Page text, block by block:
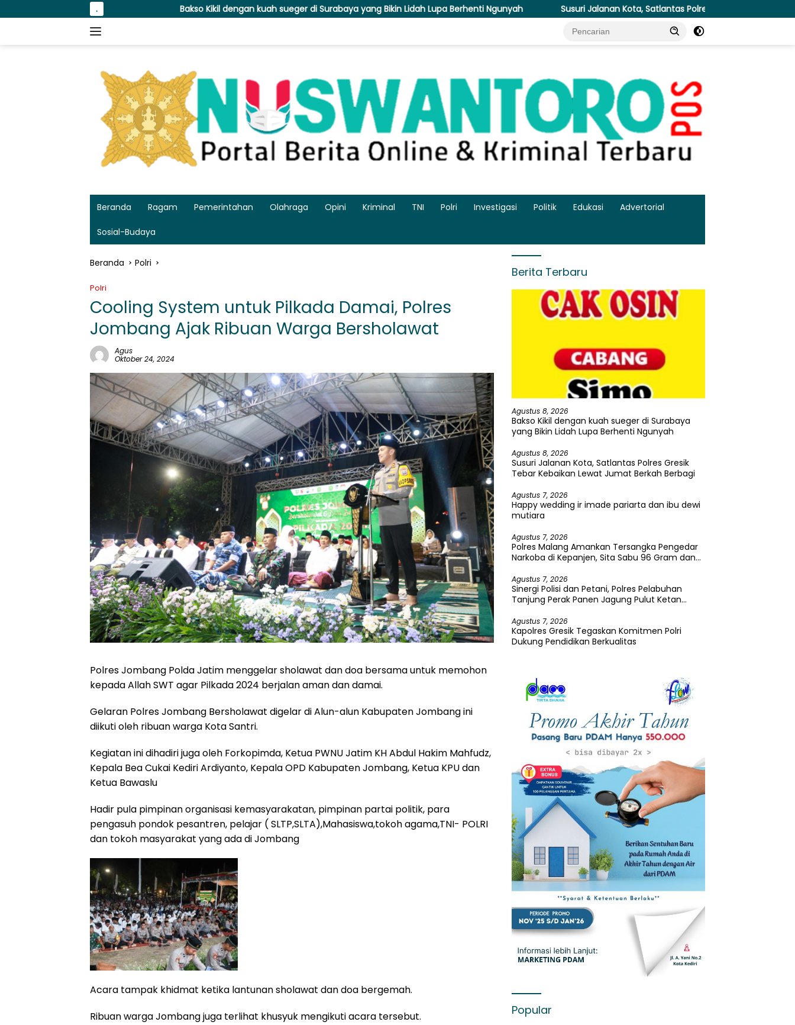
ke
.
Bakso Kikil dengan kuah sueger di Surabaya yang Bikin Lidah Lupa Berhenti Ngunyah Susuri Jalanan Kota, Satlantas Polres Gresik Tebar Kebaikan Lewat Jumat
Beranda Ragam Pemerintahan Olahraga Opini Kriminal TNI Polri Investigasi Politik Edukasi Advertorial
Sosial-Budaya
Beranda Polri
Polri
Cooling System untuk Pilkada Damai, Polres
Jombang Ajak Ribuan Warga Bersholawat
Agus
Oktober 24, 2024
Polres Jombang Polda Jatim menggelar sholawat dan doa bersama untuk memohon
kepada Allah SWT agar Pilkada 2024 berjalan aman dan damai.
Gelaran Polres Jombang Bersholawat digelar di Alun-alun Kabupaten Jombang ini
diikuti oleh ribuan warga Kota Santri.
Kegiatan ini dihadiri juga oleh Forkopimda, Ketua PWNU Jatim KH Abdul Hakim Mahfudz,
Kepala Bea Cukai Kediri Ardiyanto, Kepala OPD Kabupaten Jombang, Ketua KPU dan
Ketua Bawaslu
Hadir pula pimpinan organisasi kemasyarakatan, pimpinan partai politik, para
pengasuh pondok pesantren, pelajar ( SLTP,SLTA),Mahasiswa,tokoh agama,TNI- POLRI
dan tokoh masyarakat yang ada di Jombang
Acara tampak khidmat ketika lantunan sholawat dan doa bergemah.
Ribuan warga Jombang juga terlihat khusyuk mengikuti acara tersebut.
Berita Terbaru
Agustus 8, 2026
Bakso Kikil dengan kuah sueger di Surabaya
yang Bikin Lidah Lupa Berhenti Ngunyah
Agustus 8, 2026
Susuri Jalanan Kota, Satlantas Polres Gresik
Tebar Kebaikan Lewat Jumat Berkah Berbagi
Agustus 7, 2026
Happy wedding ir imade pariarta dan ibu dewi
mutiara
Agustus 7, 2026
Polres Malang Amankan Tersangka Pengedar
Narkoba di Kepanjen, Sita Sabu 96 Gram dan
Agustus 7, 2026
Sinergi Polisi dan Petani, Polres Pelabuhan
Tanjung Perak Panen Jagung Pulut Ketan
Agustus 7, 2026
Kapolres Gresik Tegaskan Komitmen Polri
Dukung Pendidikan Berkualitas
Popular